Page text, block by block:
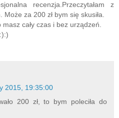
recenzja.Przeczytałam z
za 200 zł bym się skusiła.
masz cały czas i bez urządzeń.
2015, 19:35:00
200 zł, to bym poleciła do